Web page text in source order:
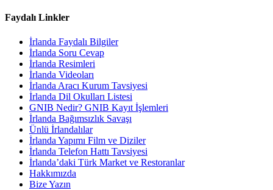
Faydalı Linkler
İrlanda Faydalı Bilgiler
İrlanda Soru Cevap
İrlanda Resimleri
İrlanda Videoları
İrlanda Aracı Kurum Tavsiyesi
İrlanda Dil Okulları Listesi
GNIB Nedir? GNIB Kayıt İşlemleri
İrlanda Bağımsızlık Savaşı
Ünlü İrlandalılar
İrlanda Yapımı Film ve Diziler
İrlanda Telefon Hattı Tavsiyesi
İrlanda’daki Türk Market ve Restoranlar
Hakkımızda
Bize Yazın